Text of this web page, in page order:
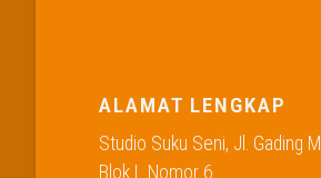
ALAMAT LENGKAP
Studio Suku Seni, Jl. Gading
Blok L Nomor 6